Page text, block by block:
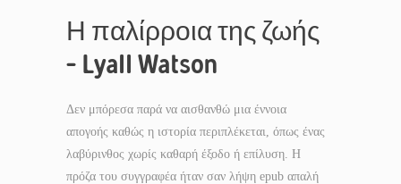
Η παλίρροια της ζωής
– Lyall Watson
Δεν μπόρεσα παρά να αισθανθώ μια έννοια
απογοής καθώς η ιστορία περιπλέκεται, όπως ένας
λαβύρινθος χωρίς καθαρή έξοδο ή επίλυση. Η
πρόζα του συγγραφέα ήταν σαν λήψη epub απαλή